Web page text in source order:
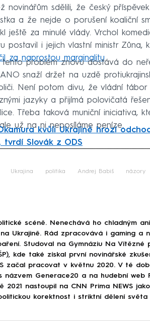
novinářům sdělili, že český
a že nejde o porušení koaliční
ještě za minulé vlády. Vrchol
postavil i jejich vlastní ministr Zůna,
za naprostou marginalitu.
tento problém znovu dostává do
snaží držet na uzdě
Není potom divu, že vládní tábor
jazyky a přijímá polovičatá
Třeba taková muniční iniciativa,
už na ni neposíláme peníze.
kvůli Ukrajině hrozí
tvrdí Slovák z ODS
Ukrajina politika Andrej Babiš názory
scéně. Nenechává ho chladným
Ukrajině. Rád zpracovává i gaming a
Studoval na Gymnáziu Na Vítězné
kde také získal první novinářské
začal pracovat v květnu 2020. V té
názvem Generace20 a na hudební web
2021 nastoupil na CNN Prima NEWS
korektnost i striktní dělení světa